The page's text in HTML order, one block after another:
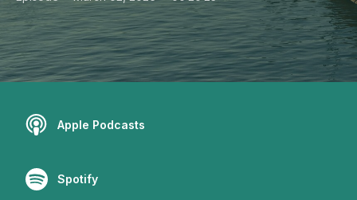
Apple Podcasts
Spotify